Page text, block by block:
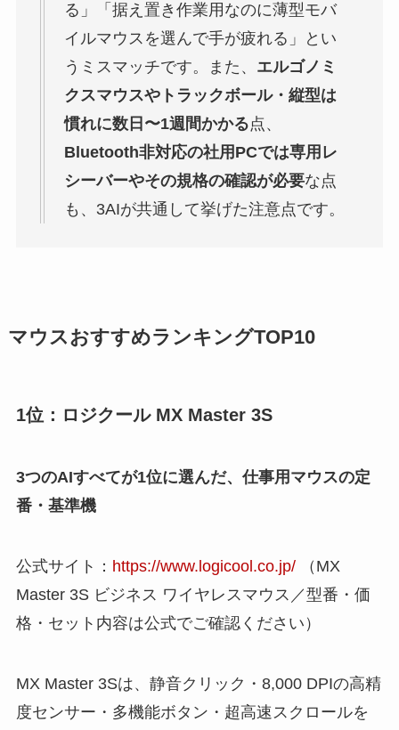
る」「据え置き作業用なのに薄型モバ
イルマウスを選んで手が疲れる」とい
うミスマッチです。また、 エルゴノミ
クスマウスやトラックボール・縦型は
慣れに数日〜1週間かかる点、
Bluetooth非対応の社用PCでは専用レ
シーバーやその規格の確認が必要な点
も、3AIが共通して挙げた注意点です。
マウスおすすめランキングTOP10
1位：ロジクール MX Master 3S
3つのAIすべてが1位に選んだ、仕事用マウスの定
番・基準機
公式サイト： https://www.logicool.co.jp/（MX
Master 3S ビジネス ワイヤレスマウス／型番・価
格・セット内容は公式でご確認ください）
MX Master 3Sは、静音クリック・8,000 DPIの高精
度センサー・多機能ボタン・超高速スクロールを